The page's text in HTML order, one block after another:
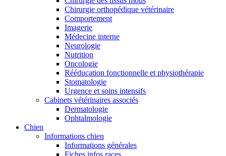
Chirurgie orthopédique vétérinaire
Comportement
Imagerie
Médecine interne
Neurologie
Nutrition
Oncologie
Rééducation fonctionnelle et physiothérapie
Stomatologie
Urgence et soins intensifs
Cabinets vétérinaires associés
Dermatologie
Ophtalmologie
Chien
Informations chien
Informations générales
Fiches infos races